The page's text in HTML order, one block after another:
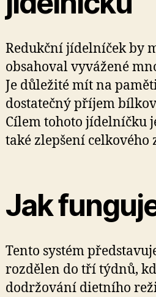
Redukční jídelníček by
obsahoval vyvážené
Je důležité mít na
dostatečný příjem
Cílem tohoto jídelníčku
také zlepšení
Jak
Tento systém
rozdělen do tří týdnů,
dodržování dietního